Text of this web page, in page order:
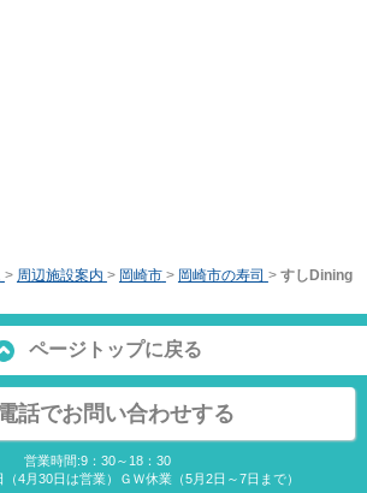
> 周辺施設案内 > 岡崎市 > 岡崎市の寿司 > すしDining
ページトップに戻る
電話でお問い合わせする
営業時間:9：30～18：30
4月30日は営業）ＧＷ休業（5月2日～7日まで）